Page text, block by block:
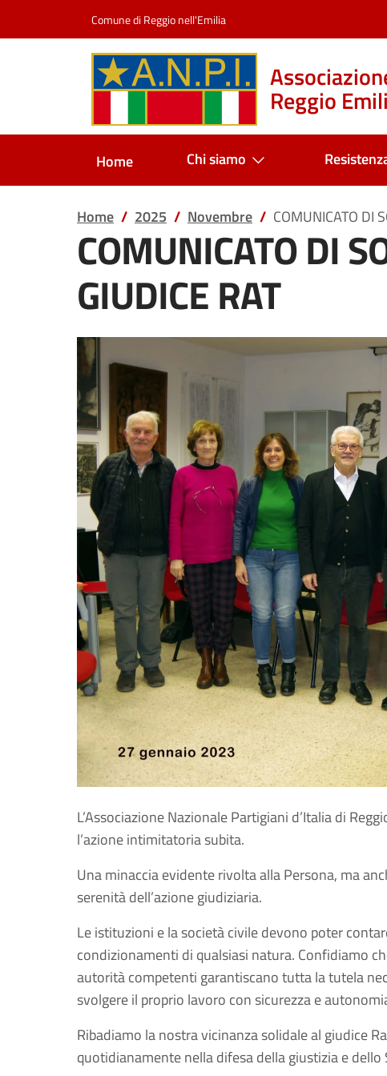
Comune di Reggio nell'Emilia
Reggio
Home Chi siamo
Home 2025 Novembre COMUNICATO DI
COMUNICATO DI
GIUDICE RAT
L’Associazione Nazionale Partigiani d’Italia di
l’azione intimitatoria subita.
Una minaccia evidente rivolta alla Persona, ma
serenità dell’azione giudiziaria.
Le istituzioni e la società civile devono poter
condizionamenti di qualsiasi natura. Confidiamo
autorità competenti garantiscano tutta la tutela
svolgere il proprio lavoro con sicurezza e
Ribadiamo la nostra vicinanza solidale al giudice
quotidianamente nella difesa della giustizia e